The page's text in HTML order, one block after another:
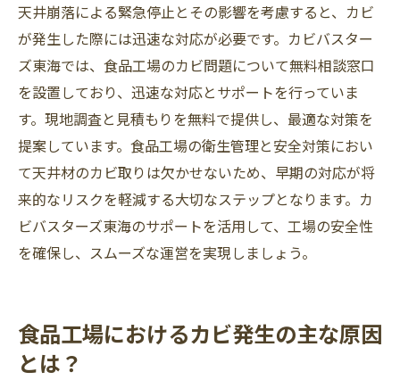
天井崩落による緊急停止とその影響を考慮すると、カビ
が発生した際には迅速な対応が必要です。カビバスター
ズ東海では、食品工場のカビ問題について無料相談窓口
を設置しており、迅速な対応とサポートを行っていま
す。現地調査と見積もりを無料で提供し、最適な対策を
提案しています。食品工場の衛生管理と安全対策におい
て天井材のカビ取りは欠かせないため、早期の対応が将
来的なリスクを軽減する大切なステップとなります。カ
ビバスターズ東海のサポートを活用して、工場の安全性
を確保し、スムーズな運営を実現しましょう。
食品工場におけるカビ発生の主な原因
とは？